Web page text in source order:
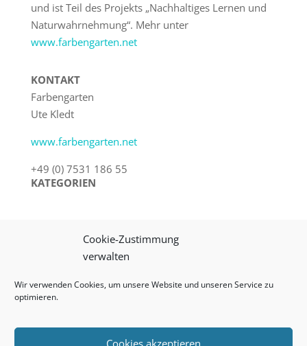
Cookie-Zustimmung
verwalten
Wir verwenden Cookies, um unsere Website und unseren Service zu
optimieren.
Cookies akzeptieren
und ist Teil des Projekts „Nachhaltiges Lernen und
Naturwahrnehmung“. Mehr unter
www.farbengarten.net
KONTAKT
Farbengarten
Ute Kledt
www.farbengarten.net
+49 (0) 7531 186 55
KATEGORIEN